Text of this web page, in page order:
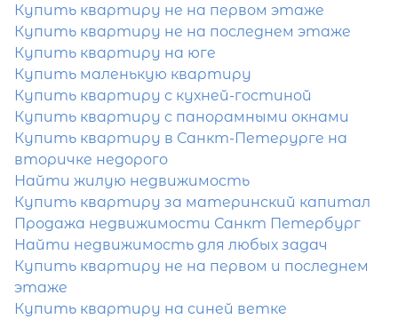
сжатые сроки
Отправить заявку
Популярное
Купить квартиру не на первом этаже
Купить квартиру не на последнем этаже
Купить квартиру на юге
Купить маленькую квартиру
Купить квартиру с кухней-гостиной
Купить квартиру с панорамными окнами
Купить квартиру в Санкт-Петерурге на
вторичке недорого
Найти жилую недвижимость
Купить квартиру за материнский капитал
Продажа недвижимости Санкт Петербург
Найти недвижимость для любых задач
Купить квартиру не на первом и последнем
этаже
Купить квартиру на синей ветке